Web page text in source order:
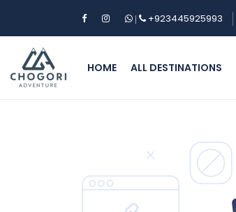
| +923445925993
HOME ALL DESTINATIONS